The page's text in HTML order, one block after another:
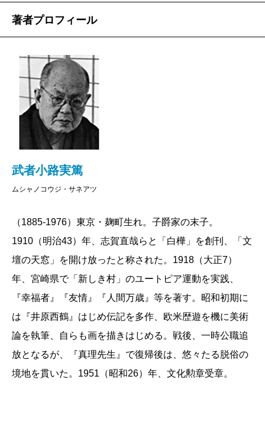
著者プロフィール
武者小路実篤
ムシャノコウジ・サネアツ
（1885-1976）東京・麹町生れ。子爵家の末子。
1910（明治43）年、志賀直哉らと「白樺」を創刊、「文
壇の天窓」を開け放ったと称された。1918（大正7）
年、宮崎県で「新しき村」のユートピア運動を実践、
『幸福者』『友情』『人間万歳』等を著す。昭和初期に
は『井原西鶴』はじめ伝記を多作、欧米歴遊を機に美術
論を執筆、自らも画を描きはじめる。戦後、一時公職追
放となるが、『真理先生』で復帰後は、悠々たる脱俗の
境地を貫いた。1951（昭和26）年、文化勲章受章。